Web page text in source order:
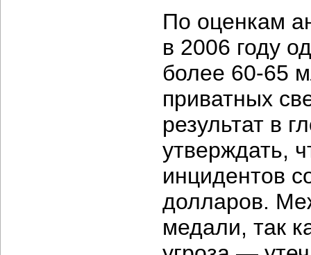
По оценкам
в 2006 году
более 60-65
приватных
результат в
утверждать,
инцидентов
долларов.
медали, так